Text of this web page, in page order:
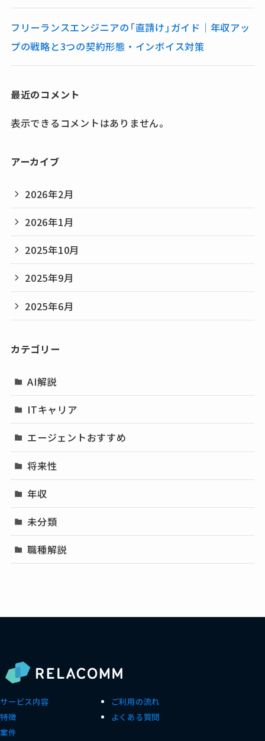
フリーランスエンジニアの「直請け」ガイド｜年収アッ
プの戦略と3つの契約形態・インボイス対策
最近のコメント
表示できるコメントはありません。
アーカイブ
2026年2月
2026年1月
2025年10月
2025年9月
2025年6月
カテゴリー
AI解説
ITキャリア
エージェントおすすめ
将来性
年収
未分類
職種解説
サービス内容
ご利用の流れ
特徴
よくある質問
案件